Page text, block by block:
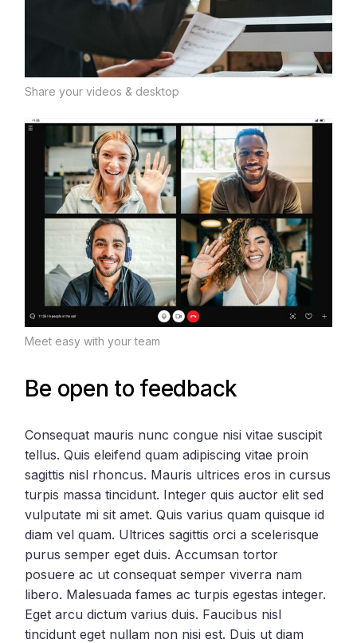
Share your videos & desktop
Meet easy with your team
Be open to feedback
Consequat mauris nunc congue nisi vitae suscipit
tellus. Quis eleifend quam adipiscing vitae proin
sagittis nisl rhoncus. Mauris ultrices eros in cursus
turpis massa tincidunt. Integer quis auctor elit sed
vulputate mi sit amet. Quis varius quam quisque id
diam vel quam. Ultrices sagittis orci a scelerisque
purus semper eget duis. Accumsan tortor
posuere ac ut consequat semper viverra nam
libero. Malesuada fames ac turpis egestas integer.
Eget arcu dictum varius duis. Faucibus nisl
tincidunt eget nullam non nisi est. Duis ut diam